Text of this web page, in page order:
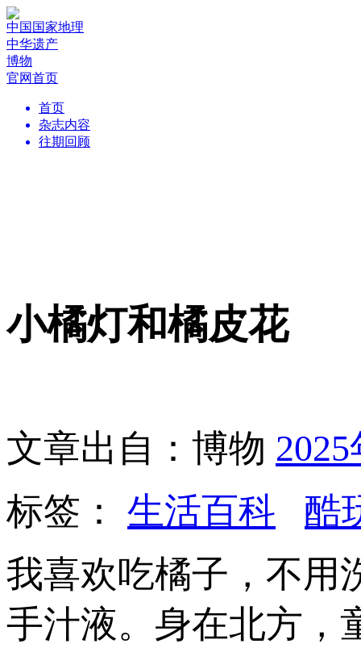
中国国家地理
中华遗产
博物
官网首页
首页
杂志内容
往期回顾
小橘灯和橘皮花
文章出自：博物
标签： 生活百科
酷
我喜欢吃橘子，不用
手汁液。身在北方，